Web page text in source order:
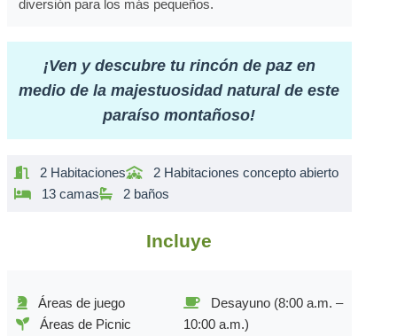
diversión para los más pequeños.
¡Ven y descubre tu rincón de paz en
medio de la majestuosidad natural de este
paraíso montañoso!
2 Habitaciones
2 Habitaciones concepto abierto
13 camas
2 baños
Incluye
Áreas de juego
Áreas de Picnic
Desayuno (8:00 a.m. –
10:00 a.m.)